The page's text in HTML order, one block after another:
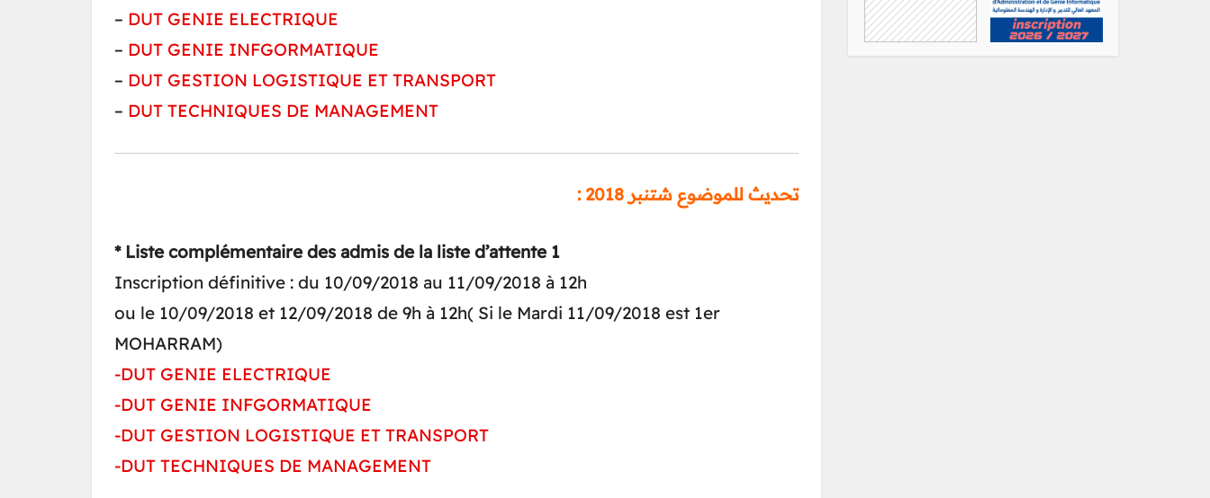
– DUT GENIE ELECTRIQUE
– DUT GENIE INFGORMATIQUE
– DUT GESTION LOGISTIQUE ET TRANSPORT
– DUT TECHNIQUES DE MANAGEMENT
تحديث للموضوع شتنبر 2018 :
* Liste complémentaire des admis de la liste d’attente 1
Inscription définitive : du 10/09/2018 au 11/09/2018 à 12h
ou le 10/09/2018 et 12/09/2018 de 9h à 12h( Si le Mardi 11/09/2018 est 1er
MOHARRAM)
-DUT GENIE ELECTRIQUE
-DUT GENIE INFGORMATIQUE
-DUT GESTION LOGISTIQUE ET TRANSPORT
-DUT TECHNIQUES DE MANAGEMENT